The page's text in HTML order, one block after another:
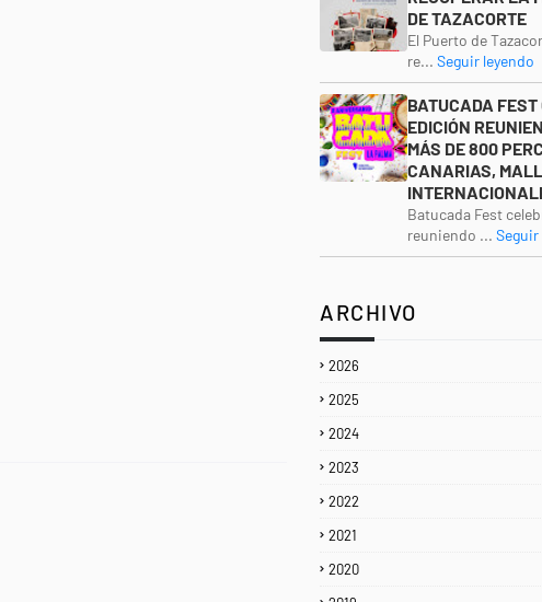
DE TAZACORTE
El Puerto de
re... Seguir leyendo
BATUCADA
EDICIÓN
MÁS DE 800
CANARIAS,
Batucada Fest
reuniendo ... Seguir
ARCHIVO
2026
2025
2024
2023
2022
2021
2020